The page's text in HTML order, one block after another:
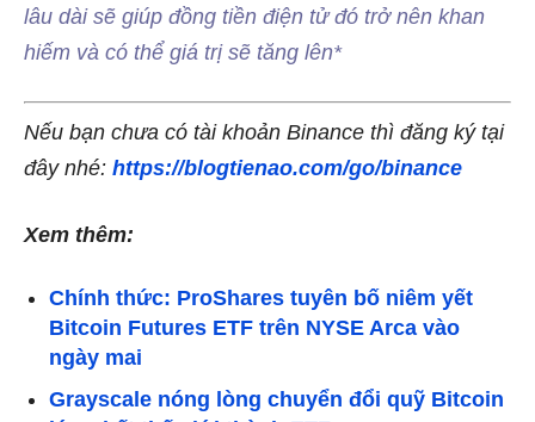
lâu dài sẽ giúp đồng tiền điện tử đó trở nên khan
hiếm và có thể giá trị sẽ tăng lên*
Nếu bạn chưa có tài khoản Binance thì đăng ký tại
đây nhé: https://blogtienao.com/go/binance
Xem thêm:
Chính thức: ProShares tuyên bố niêm yết
Bitcoin Futures ETF trên NYSE Arca vào
ngày mai
Grayscale nóng lòng chuyển đổi quỹ Bitcoin